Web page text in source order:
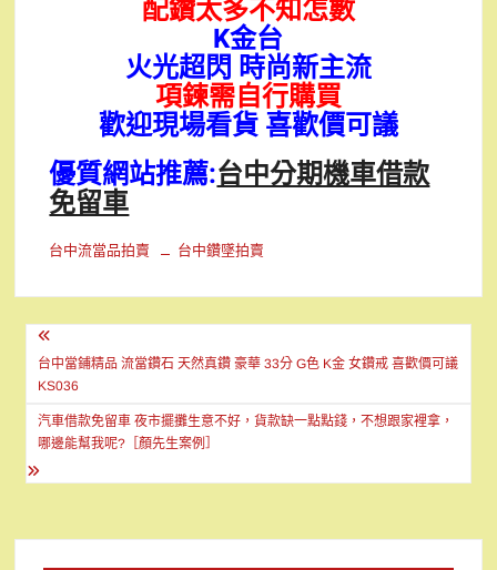
配鑽太多不知怎數
K金台
火光超閃 時尚新主流
項鍊需自行購買
歡迎現場看貨 喜歡價可議
優質網站推薦:台中分期機車借款
免留車
台中流當品拍賣 台中鑽墜拍賣
文
章
導
覽
台中當鋪精品 流當鑽石 天然真鑽 豪華 33分 G色 K金 女鑽戒 喜歡價可議
KS036
汽車借款免留車 夜市擺攤生意不好，貨款缺一點點錢，不想跟家裡拿，
哪邊能幫我呢?［顏先生案例］